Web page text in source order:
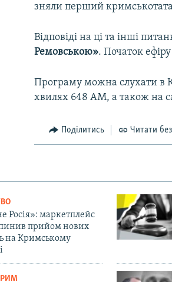
зняли перший
Відповіді на ці та інші
Ремовською». Початок
Програму можна слухати в
хвилях 648 АМ, а також на
Поділитись Читати
Росія»: маркетплейс
прийом нових
на Кримському